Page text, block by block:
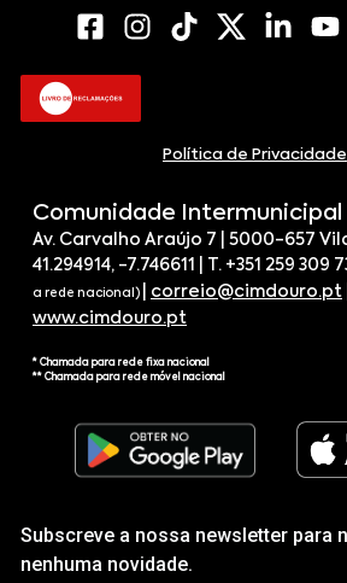
Política de Privacidade
Comunidade Intermunicipal
Av. Carvalho Araújo 7 | 5000-657
41.294914, -7.746611 | T. +351 259 309
a rede nacional) correio@cimdouro.pt
www.cimdouro.pt
* Chamada para rede fixa nacional
** Chamada para rede móvel nacional
Subscreve a nossa newsletter para
nenhuma novidade.